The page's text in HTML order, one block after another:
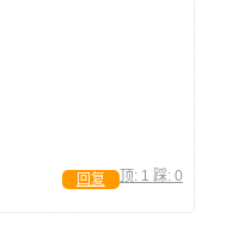
顶: 1 踩: 0
回复